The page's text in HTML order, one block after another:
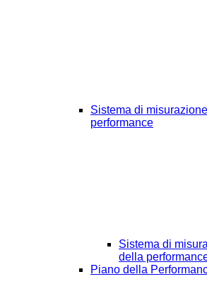
Sistema di
performance
Sistema di
della
Piano della